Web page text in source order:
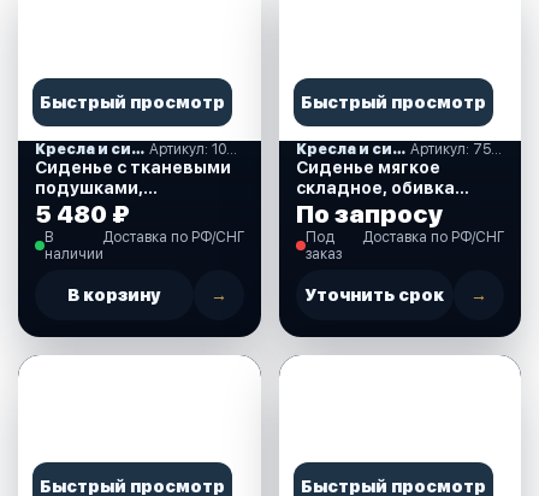
Быстрый просмотр
Кресла и сиденья Артикул: 10253851
Сиденье с тканевыми
подушками,
"Мореман" камуфляж
(10253851)
5 480 ₽
В
наличии
Доставка по РФ/СНГ
В корзину →
Быстрый просмотр
Кресла и сиденья Артикул: 75107WC-MR
Сиденье мягкое
складное, обивка
винил, цвет черно-
белый, Deluxe
(75137WC-MR)
По запросу
Под
заказ
Доставка по РФ/СНГ
Уточнить срок →
Быстрый просмотр Быстрый просмотр